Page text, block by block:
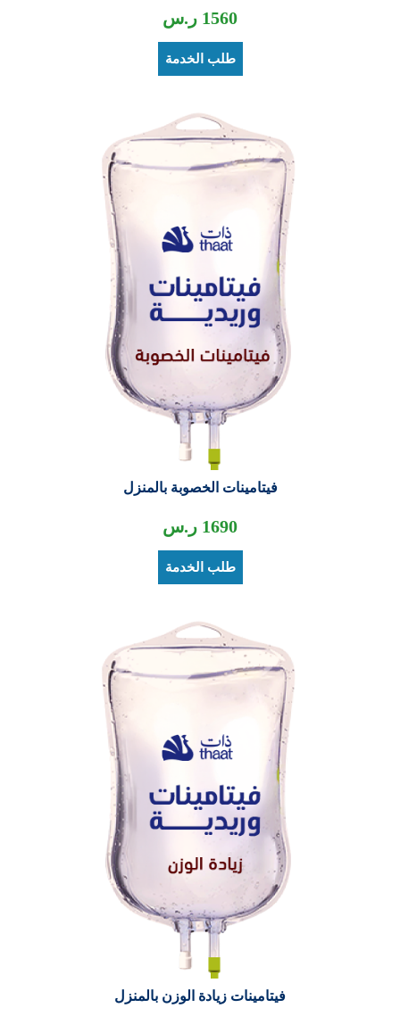
1560 ر.س
طلب الخدمة
فيتامينات الخصوبة بالمنزل
1690 ر.س
طلب الخدمة
فيتامينات زيادة الوزن بالمنزل